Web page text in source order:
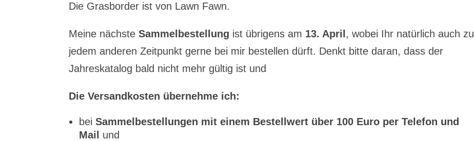
Die Grasborder ist von Lawn Fawn.
Meine nächsteSammelbestellung ist übrigens am 13. April , wobei Ihr natürlich auch zu
jedem anderen Zeitpunkt gerne bei mir bestellen dürft. Denkt bitte daran, dass der
Jahreskatalog bald nicht mehr gültig ist und
Die Versandkosten übernehme ich:
beiSammelbestellungen mit einem Bestellwert über 100 Euro per Telefon und
Mail
und